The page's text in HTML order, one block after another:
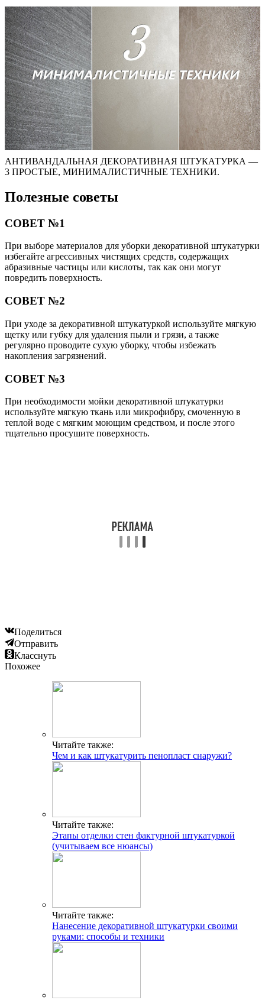
АНТИВАНДАЛЬНАЯ ДЕКОРАТИВНАЯ ШТУКАТУРКА —
3 ПРОСТЫЕ, МИНИМАЛИСТИЧНЫЕ ТЕХНИКИ.
Полезные советы
СОВЕТ №1
При выборе материалов для уборки декоративной штукатурки
избегайте агрессивных чистящих средств, содержащих
абразивные частицы или кислоты, так как они могут
повредить поверхность.
СОВЕТ №2
При уходе за декоративной штукатуркой используйте мягкую
щетку или губку для удаления пыли и грязи, а также
регулярно проводите сухую уборку, чтобы избежать
накопления загрязнений.
СОВЕТ №3
При необходимости мойки декоративной штукатурки
используйте мягкую ткань или микрофибру, смоченную в
теплой воде с мягким моющим средством, и после этого
тщательно просушите поверхность.
Поделиться
Отправить
Класснуть
Похожее
Читайте также:
Чем и как штукатурить пенопласт снаружи?
Читайте также:
Этапы отделки стен фактурной штукатуркой
(учитываем все нюансы)
Читайте также:
Нанесение декоративной штукатурки своими
руками: способы и техники